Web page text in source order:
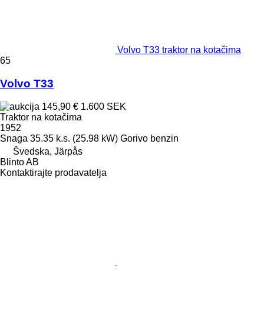
Volvo T33 traktor na kotačima
65
Volvo T33
145,90 € 1.600 SEK
Traktor na kotačima
1952
Snaga 35.35 k.s. (25.98 kW) Gorivo benzin
Švedska, Järpås
Blinto AB
Kontaktirajte prodavatelja